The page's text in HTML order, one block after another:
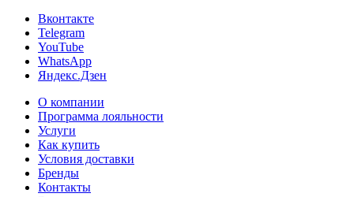
Вконтакте
Telegram
YouTube
WhatsApp
Яндекс.Дзен
О компании
Программа лояльности
Услуги
Как купить
Условия доставки
Бренды
Контакты